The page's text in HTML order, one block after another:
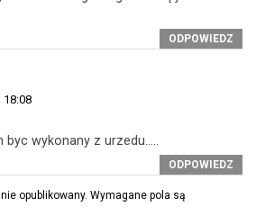
ODPOWIEDZ
18:08
byc wykonany z urzedu…..
ODPOWIEDZ
opublikowany. Wymagane pola są